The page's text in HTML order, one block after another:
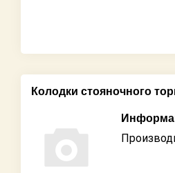
Колодки стояночного